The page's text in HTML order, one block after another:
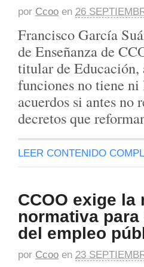
por Ccoo en 26
Francisco García
de Enseñanza de
titular de Educación,
funciones no tiene
acuerdos si antes
decretos que
LEER CONTENIDO
CCOO exige
normativa
del empleo
por Ccoo en 23